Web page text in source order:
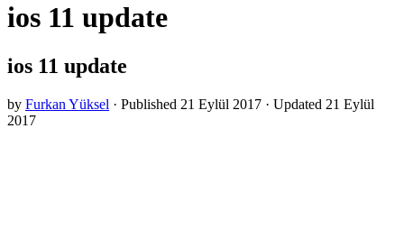
ios 11 update
ios 11 update
by Furkan Yüksel · Published 21 Eylül 2017 · Updated 21 Eylül
2017